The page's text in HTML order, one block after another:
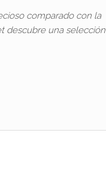
comparado con la
descubre una selección